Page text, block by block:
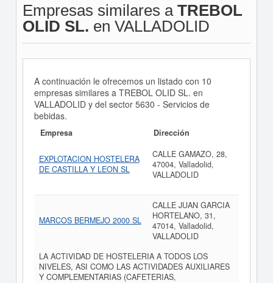
Empresas similares a TREBOL
OLID SL. en VALLADOLID
A continuación le ofrecemos un listado con 10
empresas similares a TREBOL OLID SL. en
VALLADOLID y del sector 5630 - Servicios de
bebidas.
Empresa Dirección
EXPLOTACION HOSTELERA
DE CASTILLA Y LEON SL
CALLE GAMAZO, 28,
47004, Valladolid,
VALLADOLID
MARCOS BERMEJO 2000 SL
CALLE JUAN GARCIA
HORTELANO, 31,
47014, Valladolid,
VALLADOLID
LA ACTIVIDAD DE HOSTELERIA A TODOS LOS
NIVELES, ASI COMO LAS ACTIVIDADES AUXILIARES
Y COMPLEMENTARIAS (CAFETERIAS,